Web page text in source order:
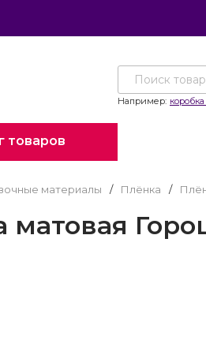
Например:
товаров
материалы / Плёнка /
матовая